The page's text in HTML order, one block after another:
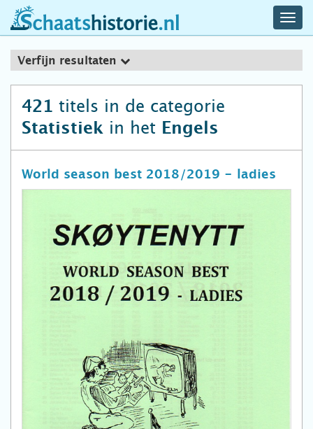
schaatshistorie.nl
Verfijn resultaten
421 titels in de categorie
Statistiek in het Engels
World season best 2018/2019 - ladies